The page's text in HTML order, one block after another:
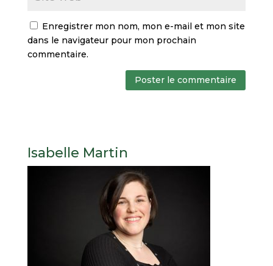
Enregistrer mon nom, mon e-mail et mon site
dans le navigateur pour mon prochain
commentaire.
Isabelle Martin